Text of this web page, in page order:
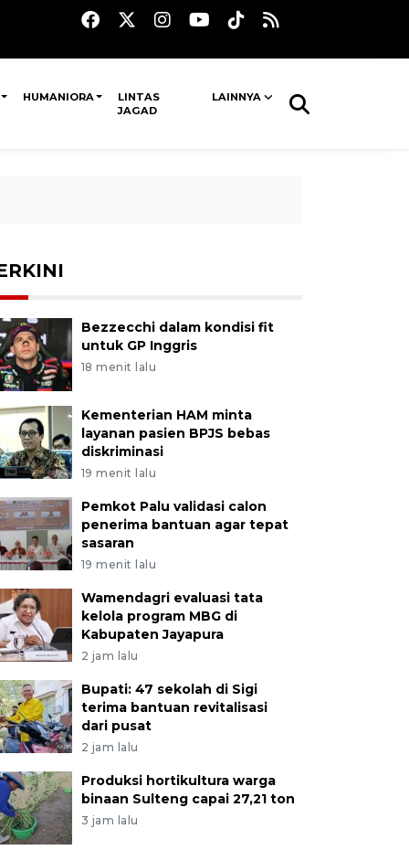
HUMANIORA
LINTAS
JAGAD
LAINNYA
Bezzecchi dalam kondisi fit
untuk GP Inggris
18 menit lalu
Kementerian HAM minta
layanan pasien BPJS bebas
diskriminasi
19 menit lalu
Pemkot Palu validasi calon
penerima bantuan agar tepat
sasaran
19 menit lalu
Wamendagri evaluasi tata
kelola program MBG di
Kabupaten Jayapura
2 jam lalu
Bupati: 47 sekolah di Sigi
terima bantuan revitalisasi
dari pusat
2 jam lalu
Produksi hortikultura warga
binaan Sulteng capai 27,21 ton
3 jam lalu